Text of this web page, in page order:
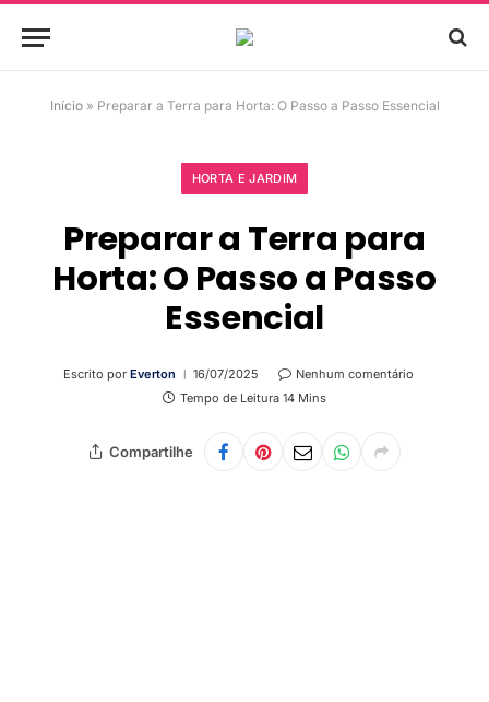
Início» Preparar a Terra para Horta: O Passo a Passo Essencial
HORTA E JARDIM
Preparar a Terra para
Horta: O Passo a Passo
Essencial
Escrito por Everton 16/07/2025
Nenhum comentário
Tempo de Leitura 14 Mins
Compartilhe